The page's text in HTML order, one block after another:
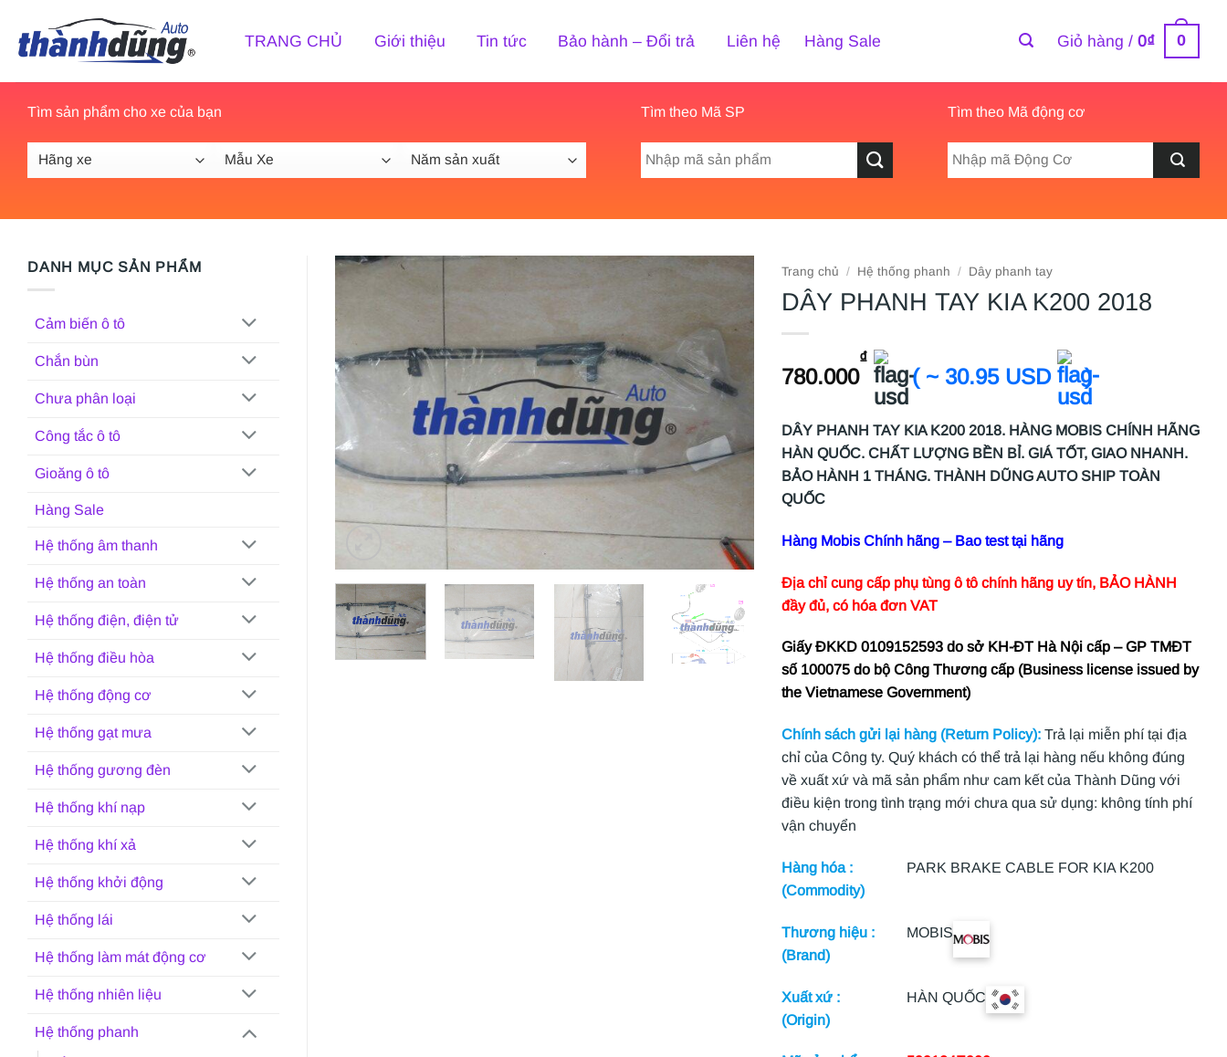
qua
nội
dung
TRANG CHỦ Giới thiệu Tin tức Bảo hành – Đổi trả Liên hệ Hàng Sale Giỏ hàng /0₫ 0
Tìm sản phẩm cho xe của bạn Tìm theo Mã SP
Tìm
Tìm theo Mã động cơ
DANH MỤC SẢN PHẨM
Cảm biến ô tô
Chắn bùn
Chưa phân loại
Công tắc ô tô
Gioăng ô tô
Hàng Sale
Hệ thống âm thanh
Hệ thống an toàn
Hệ thống điện, điện tử
Hệ thống điều hòa
Hệ thống động cơ
Hệ thống gạt mưa
Hệ thống gương đèn
Hệ thống khí nạp
Hệ thống khí xả
Hệ thống khởi động
Hệ thống lái
Hệ thống làm mát động cơ
Hệ thống nhiên liệu
Hệ thống phanh
Trang chủ / Hệ thống phanh / Dây phanh tay
DÂY PHANH TAY KIA K200 2018
780.000
₫
( ~ 30.95 USD )
DÂY PHANH TAY KIA K200 2018. HÀNG MOBIS CHÍNH HÃNG
HÀN QUỐC. CHẤT LƯỢNG BỀN BỈ. GIÁ TỐT, GIAO NHANH.
BẢO HÀNH 1 THÁNG. THÀNH DŨNG AUTO SHIP TOÀN
QUỐC
Hàng Mobis Chính hãng – Bao test tại hãng
Địa chỉ cung cấp phụ tùng ô tô chính hãng uy tín, BẢO HÀNH
đầy đủ, có hóa đơn VAT
Giấy ĐKKD 0109152593 do sở KH-ĐT Hà Nội cấp – GP TMĐT
số 100075 do bộ Công Thương cấp (Business license issued by
the Vietnamese Government)
Chính sách gửi lại hàng (Return Policy):Trả lại miễn phí tại địa
chỉ của Công ty. Quý khách có thể trả lại hàng nếu không đúng
về xuất xứ và mã sản phẩm như cam kết của Thành Dũng với
điều kiện trong tình trạng mới chưa qua sử dụng: không tính phí
vận chuyển
Hàng hóa :
(Commodity)
PARK BRAKE CABLE FOR KIA K200
Thương hiệu :
(Brand)
MOBIS
Xuất xứ :
(Origin)
HÀN QUỐC